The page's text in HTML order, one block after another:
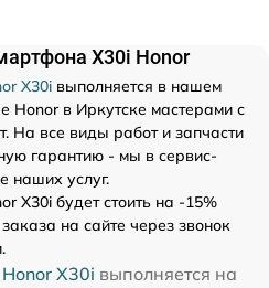
X30i Honor
X30i выполняется в нашем
Honor в Иркутске мастерами с
На все виды работ и запчасти
гарантию - мы в сервис-
наших услуг.
X30i будет стоить на -15%
на сайте через звонок
X30i выполняется на